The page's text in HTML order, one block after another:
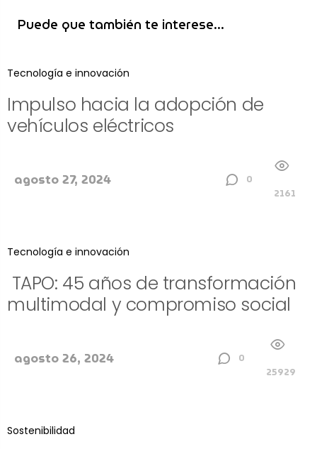
Puede que también te interese...
Tecnología e innovación
Impulso hacia la adopción de
vehículos eléctricos
agosto 27, 2024
0
2161
Tecnología e innovación
TAPO: 45 años de transformación
multimodal y compromiso social
agosto 26, 2024
0
25929
Sostenibilidad